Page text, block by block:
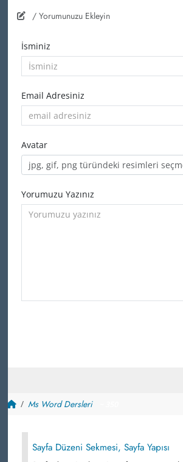
/ Yorumunuzu Ekleyin
İsminiz
Email Adresiniz
Avatar
jpg, gif, png türündeki resimleri
Yorumuzu Yazınız
Ms Word Dersleri
Sayfa Düzeni Sekmesi, Sayfa Yapısı